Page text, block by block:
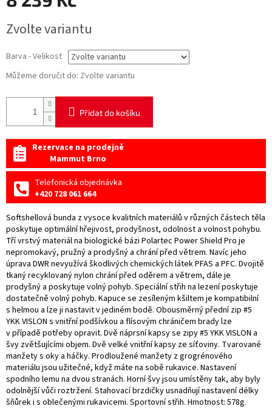
cena:
Zvolte variantu
Barva - Velikost
Můžeme doručit do: Zvolte variantu
Přidat do košíku
Rezervace na prodejně
Mammut Brno
Telefonická objednávka
+420 728 061 664
Softshellová bunda z vysoce kvalitních materiálů v různých částech těla
poskytuje optimální hřejivost, prodyšnost, odolnost a volnost pohybu.
Tří vrstvý materiál na biologické bázi Polartec Power Shield Pro je
nepromokavý, pružný a prodyšný a chrání před větrem. Navíc jeho
úprava DWR nevyužívá škodlivých chemických látek PFAS a PFC. Dvojitě
tkaný recyklovaný nylon chrání před oděrem a větrem, dále je
prodyšný a poskytuje volný pohyb. Speciální střih na lezení poskytuje
dostatečně volný pohyb. Kapuce se zesíleným kšiltem je kompatibilní
s helmou a lze ji nastavit v jediném bodě. Obousměrný přední zip #5
YKK VISLON s vnitřní podšívkou a flísovým chráničem brady lze
v případě potřeby opravit. Dvě náprsní kapsy se zipy #5 YKK VISLON a
švy zvětšujícími objem. Dvě velké vnitřní kapsy ze síťoviny. Tvarované
manžety s oky a háčky. Prodloužené manžety z grogrénového
materiálu jsou užitečné, když máte na sobě rukavice. Nastavení
spodního lemu na dvou stranách. Horní švy jsou umístěny tak, aby byly
odolnější vůči roztržení. Stahovací brzdičky usnadňují nastavení délky
šňůrek i s oblečenými rukavicemi. Sportovní střih. Hmotnost: 578g.